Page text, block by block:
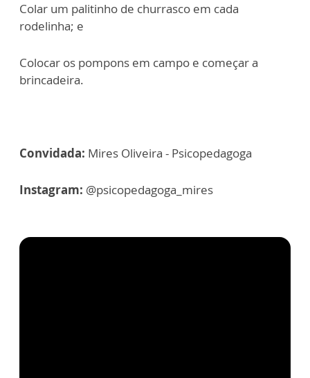
Colar um palitinho de churrasco em cada
rodelinha; e
Colocar os pompons em campo e começar a
brincadeira.
Convidada: Mires Oliveira - Psicopedagoga
Instagram: @psicopedagoga_mires